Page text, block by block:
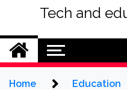
Tech and
Home Education